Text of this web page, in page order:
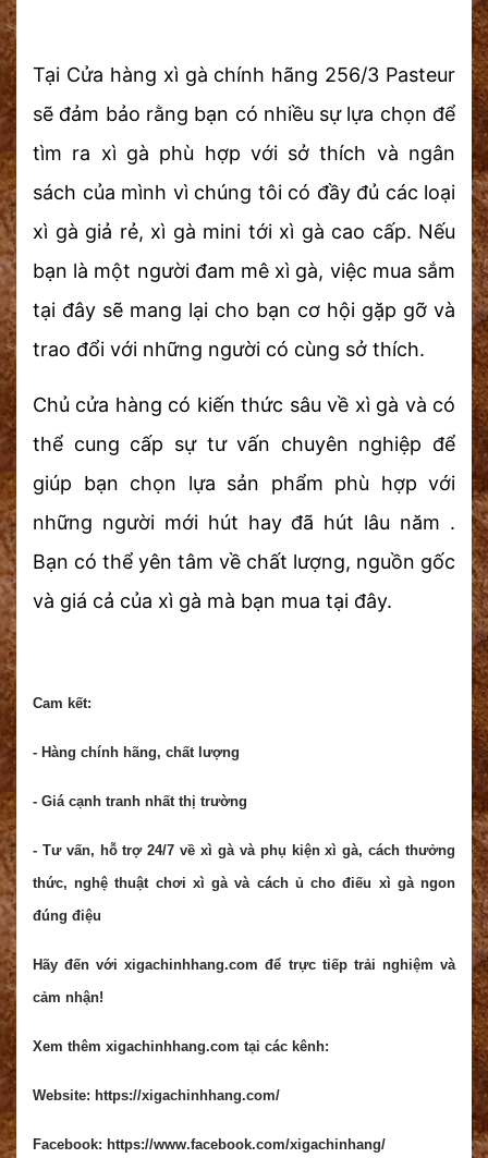
Tại Cửa hàng xì gà chính hãng 256/3 Pasteur
sẽ đảm bảo rằng bạn có nhiều sự lựa chọn để
tìm ra xì gà phù hợp với sở thích và ngân
sách của mình vì chúng tôi có đầy đủ các loại
xì gà giả rẻ, xì gà mini tới xì gà cao cấp. Nếu
bạn là một người đam mê xì gà, việc mua sắm
tại đây sẽ mang lại cho bạn cơ hội gặp gỡ và
trao đổi với những người có cùng sở thích.
Chủ cửa hàng có kiến thức sâu về xì gà và có
thể cung cấp sự tư vấn chuyên nghiệp để
giúp bạn chọn lựa sản phẩm phù hợp với
những người mới hút hay đã hút lâu năm .
Bạn có thể yên tâm về chất lượng, nguồn gốc
và giá cả của xì gà mà bạn mua tại đây.
Cam kết:
- Hàng chính hãng, chất lượng
- Giá cạnh tranh nhất thị trường
- Tư vấn, hỗ trợ 24/7 về xì gà và phụ kiện xì gà, cách thưởng
thức, nghệ thuật chơi xì gà và cách ủ cho điếu xì gà ngon
đúng điệu
Hãy đến với xigachinhhang.com để trực tiếp trải nghiệm và
cảm nhận!
Xem thêm xigachinhhang.com tại các kênh:
Website: https://xigachinhhang.com/
Facebook: https://www.facebook.com/xigachinhang/